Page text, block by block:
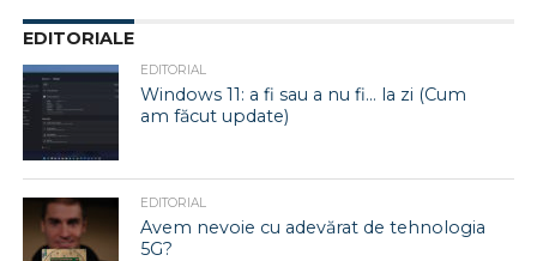
EDITORIALE
EDITORIAL
Windows 11: a fi sau a nu fi… la zi (Cum
am făcut update)
EDITORIAL
Avem nevoie cu adevărat de tehnologia
5G?